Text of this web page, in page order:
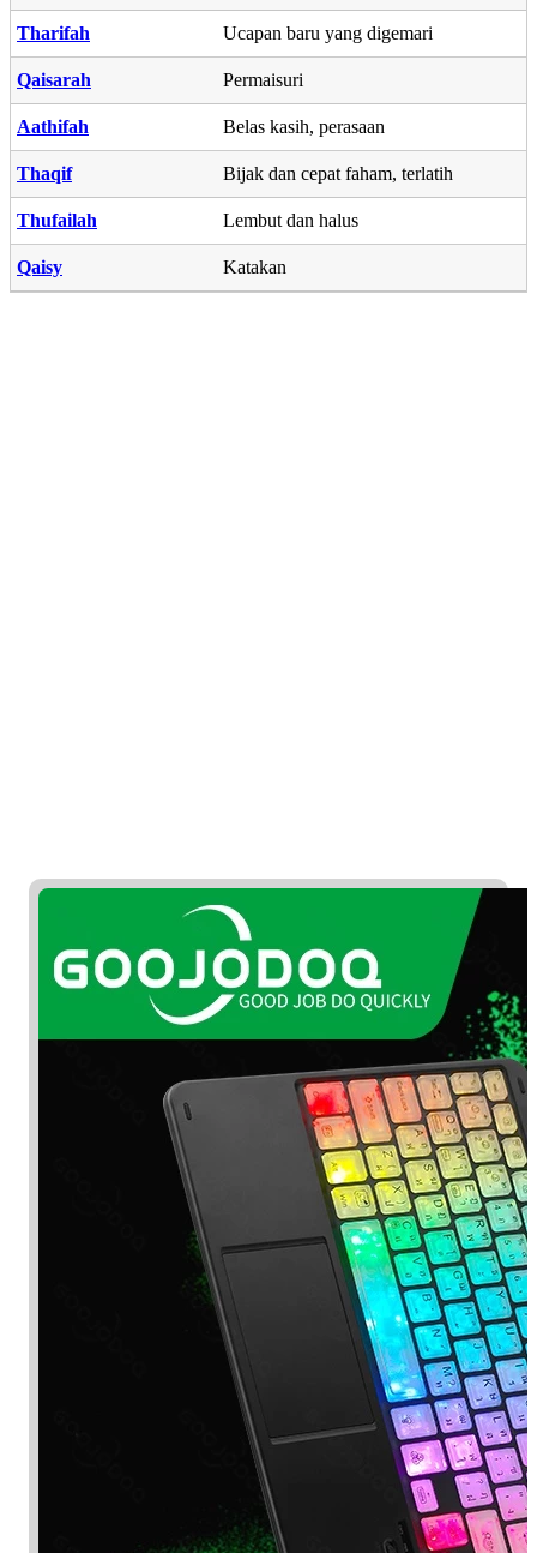
Tharifah Ucapan baru yang digemari
Qaisarah Permaisuri
Aathifah Belas kasih, perasaan
Thaqif Bijak dan cepat faham, terlatih
Thufailah Lembut dan halus
Qaisy Katakan